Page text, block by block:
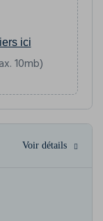
ici
10mb)
Voir détails